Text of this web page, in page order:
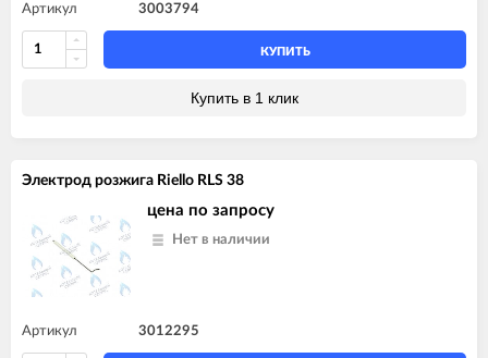
Артикул 3003794
КУПИТЬ
Купить в 1 клик
Электрод розжига Riello RLS 38
цена по запросу
Нет в наличии
Артикул 3012295